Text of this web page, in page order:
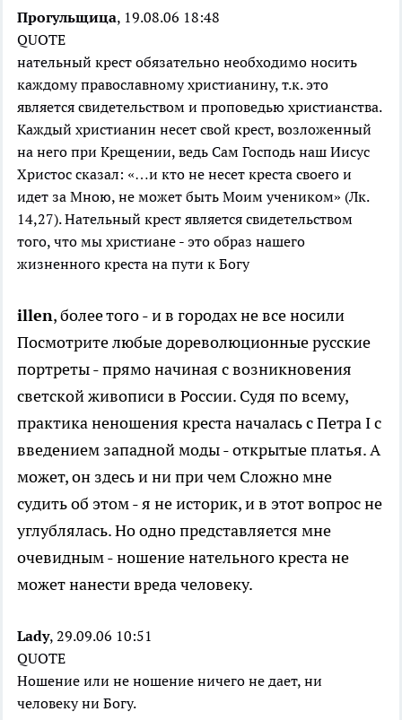
Прогульщица, 19.08.06 18:48
QUOTE
нательный крест обязательно необходимо носить
каждому православному христианину, т.к. это
является свидетельством и проповедью христианства.
Каждый христианин несет свой крест, возложенный
на него при Крещении, ведь Сам Господь наш Иисус
Христос сказал: «…и кто не несет креста своего и
идет за Мною, не может быть Моим учеником» (Лк.
14,27). Нательный крест является свидетельством
того, что мы христиане - это образ нашего
жизненного креста на пути к Богу
illen, более того - и в городах не все носили
Посмотрите любые дореволюционные русские
портреты - прямо начиная с возникновения
светской живописи в России. Судя по всему,
практика неношения креста началась с Петра I с
введением западной моды - открытые платья. А
может, он здесь и ни при чем Сложно мне
судить об этом - я не историк, и в этот вопрос не
углублялась. Но одно представляется мне
очевидным - ношение нательного креста не
может нанести вреда человеку.
Lady, 29.09.06 10:51
QUOTE
Ношение или не ношение ничего не дает, ни
человеку ни Богу.